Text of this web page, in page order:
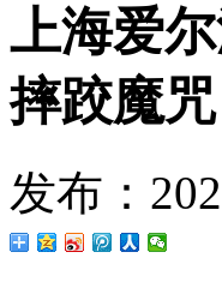
上海爱
摔跤魔咒
发布：